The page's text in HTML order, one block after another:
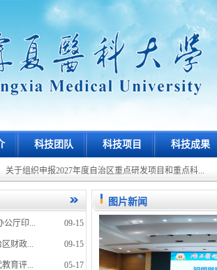
科技团队 科技项目 科技成果
关于组织申报2027年度自治区重点研发项目和重点科...
公厅印... 09-15
财政... 09-15
育评... 05-17
图片新闻